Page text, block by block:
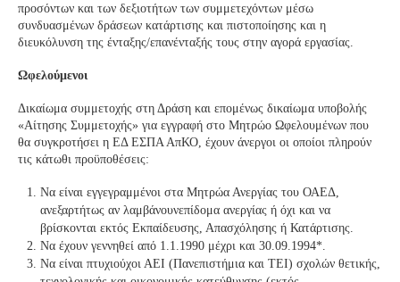
προσόντων και των δεξιοτήτων των συμμετεχόντων μέσω
συνδυασμένων δράσεων κατάρτισης και πιστοποίησης και η
διευκόλυνση της ένταξης/επανένταξής τους στην αγορά εργασίας.
Ωφελούμενοι
Δικαίωμα συμμετοχής στη Δράση και επομένως δικαίωμα υποβολής
«Αίτησης Συμμετοχής» για εγγραφή στο Μητρώο Ωφελουμένων που
θα συγκροτήσει η ΕΔ ΕΣΠΑ ΑπΚΟ, έχουν άνεργοι οι οποίοι πληρούν
τις κάτωθι προϋποθέσεις:
Να είναι εγγεγραμμένοι στα Μητρώα Ανεργίας του ΟΑΕΔ,
ανεξαρτήτως αν λαμβάνουνεπίδομα ανεργίας ή όχι και να
βρίσκονται εκτός Εκπαίδευσης, Απασχόλησης ή Κατάρτισης.
Να έχουν γεννηθεί από 1.1.1990 μέχρι και 30.09.1994*.
Να είναι πτυχιούχοι ΑΕΙ (Πανεπιστήμια και ΤΕΙ) σχολών θετικής,